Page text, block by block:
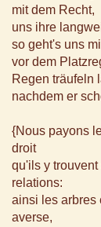
mit dem Recht,
uns ihre
so geht's uns
vor dem
Regen träufeln
nachdem er
{Nous payons
droit
qu'ils y
relations:
ainsi les arbres
averse,